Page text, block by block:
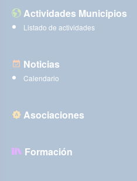
Actividades Municipios
Listado de actividades
Noticias
Calendario
Asociaciones
Formación